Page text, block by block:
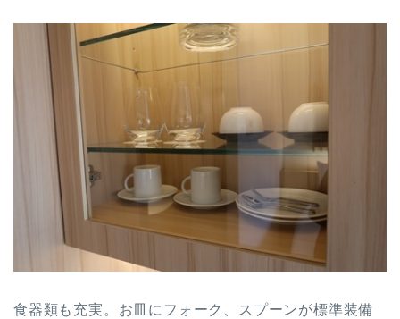
食器類も充実。お皿にフォーク、スプーンが標準装備